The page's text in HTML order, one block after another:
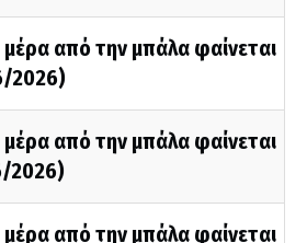
από την μπάλα φαίνεται
2026)
από την μπάλα φαίνεται
2026)
από την μπάλα φαίνεται